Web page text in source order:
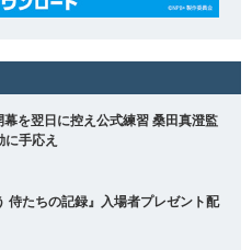
を翌日に控え公式練習 桑田真澄監
手応え
侍たちの記録』入場者プレゼント配